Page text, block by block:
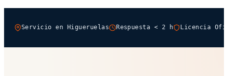
Servicio en Higueruelas Respuesta < 2 h Licencia